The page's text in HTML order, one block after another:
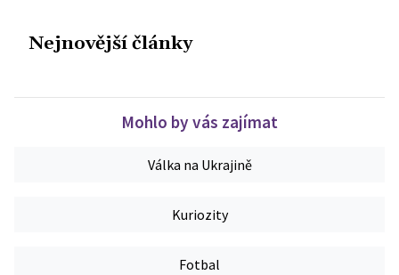
Nejnovější články
Mohlo by vás zajímat
Válka na Ukrajině
Kuriozity
Fotbal